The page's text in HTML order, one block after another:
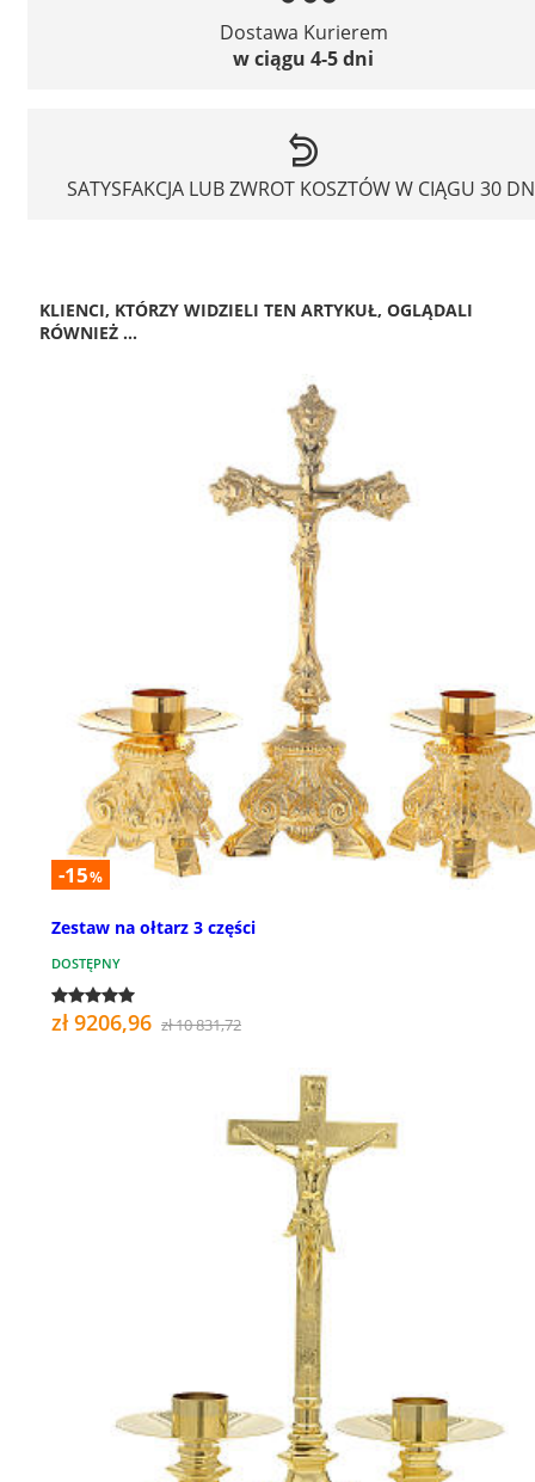
Dostawa Kurierem
w ciągu 4-5 dni
SATYSFAKCJA LUB ZWROT KOSZTÓW W CIĄGU 30
KLIENCI, KTÓRZY WIDZIELI TEN ARTYKUŁ, OGLĄDALI
RÓWNIEŻ ...
-15%
Zestaw na ołtarz 3 części
DOSTĘPNY
zł 9206,96 zł 10 831,72